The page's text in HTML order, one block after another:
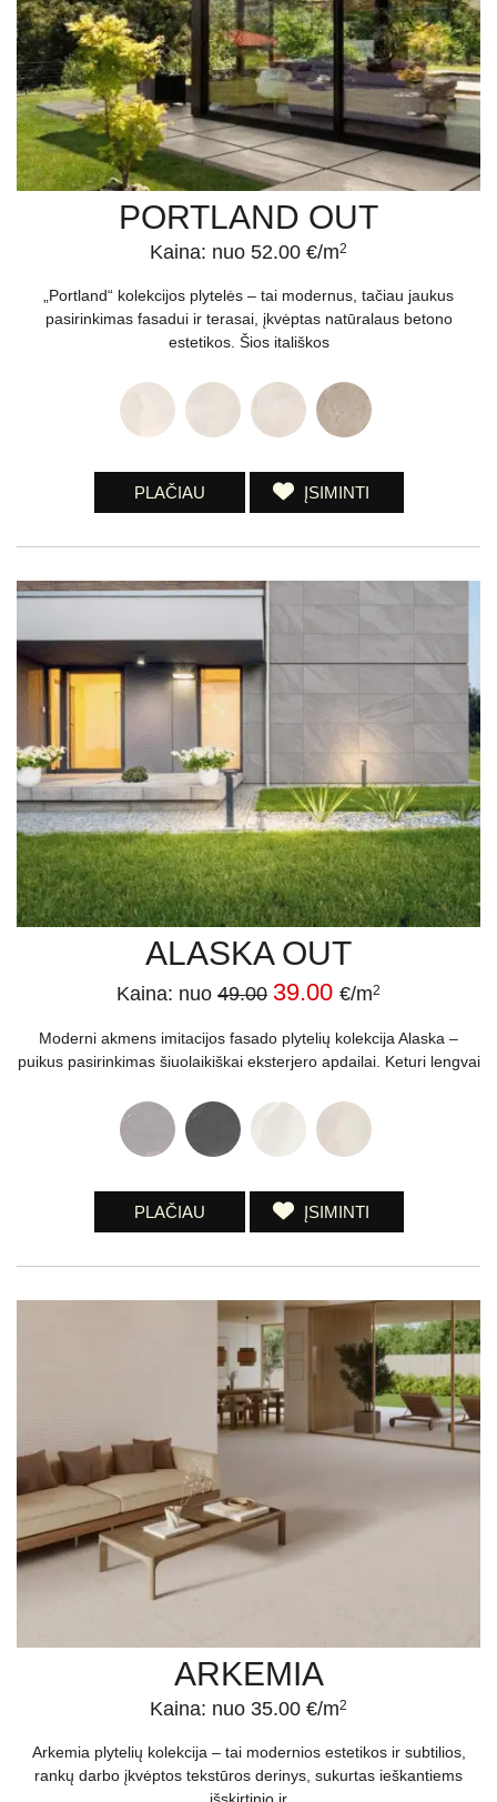
PORTLAND OUT
Kaina: nuo 52.00 €/m2
„Portland“ kolekcijos plytelės – tai modernus, tačiau jaukus
pasirinkimas fasadui ir terasai, įkvėptas natūralaus betono
estetikos. Šios itališkos
PLAČIAU ĮSIMINTI
ALASKA OUT
Kaina: nuo 49.00 39.00 €/m2
Moderni akmens imitacijos fasado plytelių kolekcija Alaska –
puikus pasirinkimas šiuolaikiškai eksterjero apdailai. Keturi lengvai
PLAČIAU ĮSIMINTI
ARKEMIA
Kaina: nuo 35.00 €/m2
Arkemia plytelių kolekcija – tai modernios estetikos ir subtilios,
rankų darbo įkvėptos tekstūros derinys, sukurtas ieškantiems
išskirtinio ir